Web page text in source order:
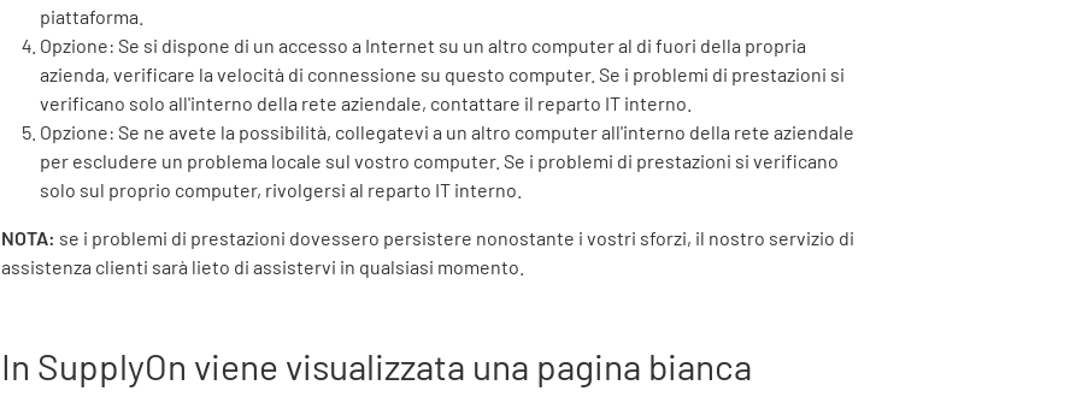
piattaforma.
Opzione: Se si dispone di un accesso a Internet su un altro computer al di fuori della propria
azienda, verificare la velocità di connessione su questo computer. Se i problemi di prestazioni si
verificano solo all'interno della rete aziendale, contattare il reparto IT interno.
Opzione: Se ne avete la possibilità, collegatevi a un altro computer all'interno della rete aziendale
per escludere un problema locale sul vostro computer. Se i problemi di prestazioni si verificano
solo sul proprio computer, rivolgersi al reparto IT interno.
NOTA: se i problemi di prestazioni dovessero persistere nonostante i vostri sforzi, il nostro servizio di
assistenza clienti sarà lieto di assistervi in qualsiasi momento.
In SupplyOn viene visualizzata una pagina bianca